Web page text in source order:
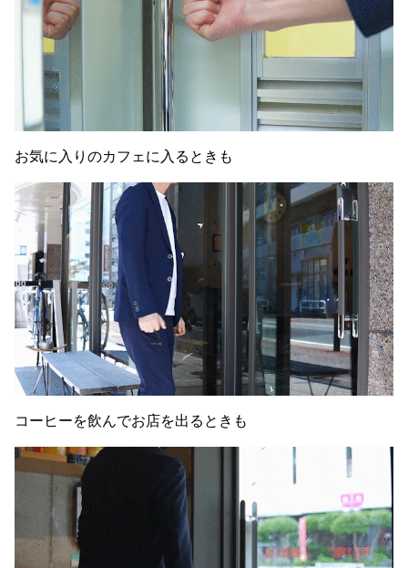
お気に入りのカフェに入るときも
コーヒーを飲んでお店を出るときも